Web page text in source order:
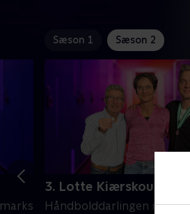
Sæson 1 Sæson 2
3. Lotte Kiærskou
Håndbolddarlingen med